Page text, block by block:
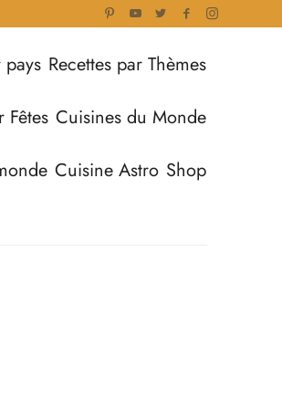
pays Recettes par Thèmes
Fêtes Cuisines du Monde
Cuisine Astro Shop